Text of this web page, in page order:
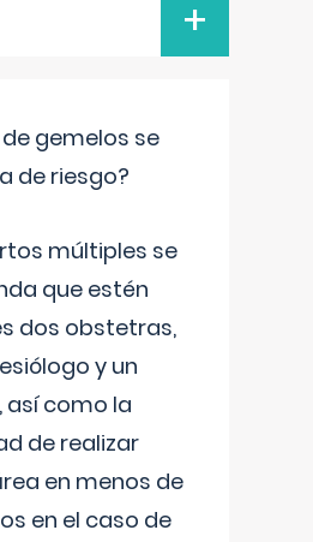
+
gemelos se
de riesgo?
múltiples se
que estén
dos obstetras,
y un
así como la
de realizar
en menos de
en el caso de